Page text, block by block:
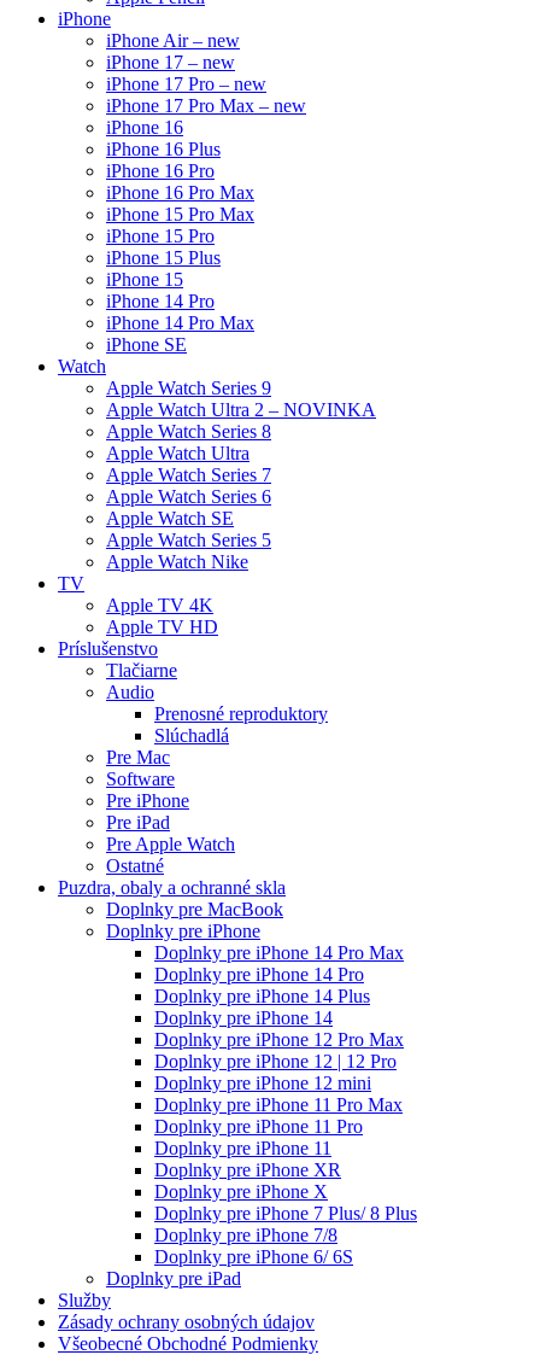
iPhone
iPhone Air – new
iPhone 17 – new
iPhone 17 Pro – new
iPhone 17 Pro Max – new
iPhone 16
iPhone 16 Plus
iPhone 16 Pro
iPhone 16 Pro Max
iPhone 15 Pro Max
iPhone 15 Pro
iPhone 15 Plus
iPhone 15
iPhone 14 Pro
iPhone 14 Pro Max
iPhone SE
Watch
Apple Watch Series 9
Apple Watch Ultra 2 – NOVINKA
Apple Watch Series 8
Apple Watch Ultra
Apple Watch Series 7
Apple Watch Series 6
Apple Watch SE
Apple Watch Series 5
Apple Watch Nike
TV
Apple TV 4K
Apple TV HD
Príslušenstvo
Tlačiarne
Audio
Prenosné reproduktory
Slúchadlá
Pre Mac
Software
Pre iPhone
Pre iPad
Pre Apple Watch
Ostatné
Puzdra, obaly a ochranné skla
Doplnky pre MacBook
Doplnky pre iPhone
Doplnky pre iPhone 14 Pro Max
Doplnky pre iPhone 14 Pro
Doplnky pre iPhone 14 Plus
Doplnky pre iPhone 14
Doplnky pre iPhone 12 Pro Max
Doplnky pre iPhone 12 | 12 Pro
Doplnky pre iPhone 12 mini
Doplnky pre iPhone 11 Pro Max
Doplnky pre iPhone 11 Pro
Doplnky pre iPhone 11
Doplnky pre iPhone XR
Doplnky pre iPhone X
Doplnky pre iPhone 7 Plus/ 8 Plus
Doplnky pre iPhone 7/8
Doplnky pre iPhone 6/ 6S
Doplnky pre iPad
Služby
Zásady ochrany osobných údajov
Všeobecné Obchodné Podmienky